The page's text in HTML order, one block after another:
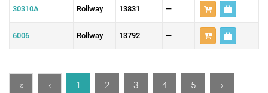
30310A Rollway 13831 —
6006 Rollway 13792 —
« ‹ 1 2 3 4 5 ›